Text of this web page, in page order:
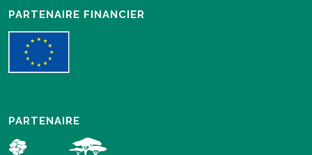
PARTENAIRE FINANCIER
PARTENAIRE